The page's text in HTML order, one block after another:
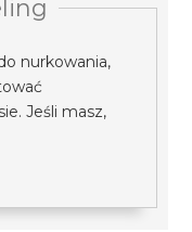
nurkowania,
Jeśli masz,